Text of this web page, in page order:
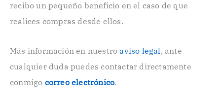
ó
n
o
.
recibo un pequeño beneficio en el caso de que
realices compras desde ellos.
Más información en nuestroaviso legal, ante
cualquier duda puedes contactar directamente
conmigo correo electrónico.